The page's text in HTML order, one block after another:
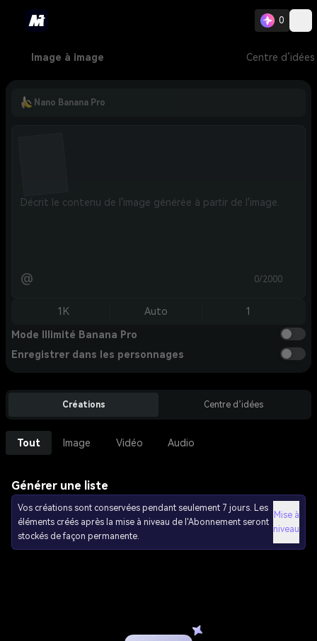
0
Image à image Centre d’idées
Nano Banana Pro
@ 0/2000
1K Auto 1
Mode Illimité Banana Pro
Enregistrer dans les personnages
Créations Centre d’idées
Tout Image Vidéo Audio
Générer une liste
Vos créations sont conservées pendant seulement 7 jours. Les
éléments créés après la mise à niveau de l'Abonnement seront
stockés de façon permanente.
Mise à
niveau